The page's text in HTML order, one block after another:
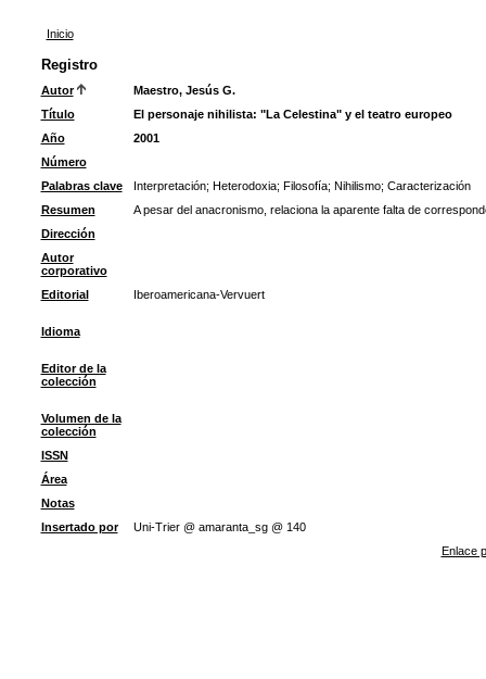
Inicio
Registro
Autor
Maestro, Jesús G.
Título
El personaje nihilista: "La Celestina" y el teatro europeo
Año
2001
Número
Palabras clave
Interpretación; Heterodoxia; Filosofía; Nihilismo; Caracterización
Resumen
A pesar del anacronismo, relaciona la aparente falta de
Dirección
Autor
corporativo
Editorial
Iberoamericana-Vervuert
Idioma
Editor de la
colección
Volumen de la
colección
ISSN
Área
Notas
Insertado por
Uni-Trier @ amaranta_sg @ 140
Enlace